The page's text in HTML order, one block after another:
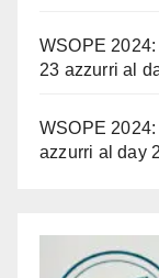
WSOPE
23 azzurri al
WSOPE
azzurri al day 2